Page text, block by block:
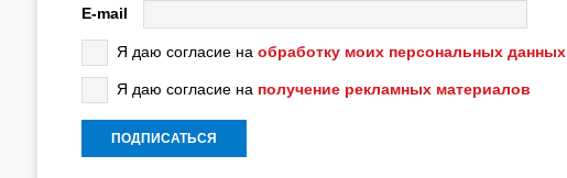
E-mail
Я даю согласие на обработку моих персональных данных
Я даю согласие на получение рекламных материалов